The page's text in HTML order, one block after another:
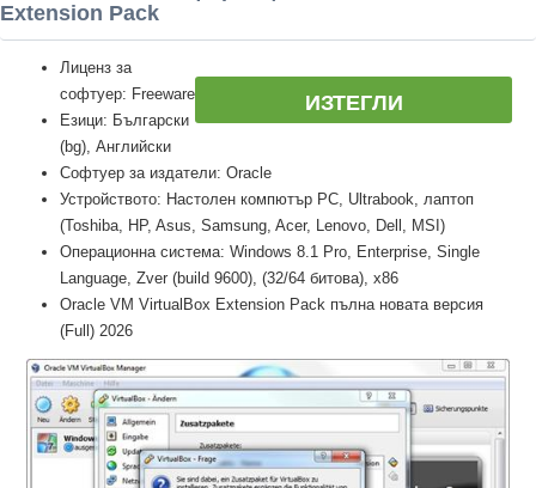
Extension Pack
ИЗТЕГЛИ
Лиценз за
софтуер: Freeware
Езици: Български
(bg), Английски
Софтуер за издатели: Oracle
Устройството: Настолен компютър PC, Ultrabook, лаптоп
(Toshiba, HP, Asus, Samsung, Acer, Lenovo, Dell, MSI)
Операционна система: Windows 8.1 Pro, Enterprise, Single
Language, Zver (build 9600), (32/64 битова), x86
Oracle VM VirtualBox Extension Pack пълна новата версия
(Full) 2026